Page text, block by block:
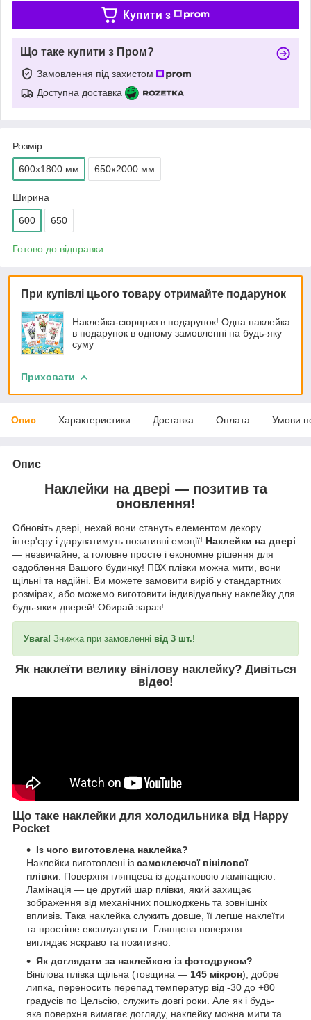
Купити з
Що таке купити з Пром?
Замовлення під захистом
Доступна доставка
Розмір
600х1800 мм 650х2000 мм
Ширина
600 650
Готово до відправки
При купівлі цього товару отримайте подарунок
Наклейка-сюрприз в подарунок! Одна наклейка
в подарунок в одному замовленні на будь-яку
суму
Приховати
Опис Характеристики Доставка Оплата Умови
Опис
Наклейки на двері — позитив та
оновлення!
Обновіть двері, нехай вони стануть елементом декору
інтер'єру і даруватимуть позитивні емоції! Наклейки на двері
— незвичайне, а головне просте і економне рішення для
оздоблення Вашого будинку! ПВХ плівки можна мити, вони
щільні та надійні. Ви можете замовити виріб у стандартних
розмірах, або можемо виготовити індивідуальну наклейку для
будь-яких дверей! Обирай зараз!
Увага! Знижка при замовленні від 3 шт.!
Як наклеїти велику вінілову наклейку? Дивіться
відео!
Що таке наклейки для холодильника від Happy
Pocket
Із чого виготовлена наклейка?
Наклейки виготовлені із самоклеючої вінілової
плівки . Поверхня глянцева із додатковою ламінацією.
Ламінація — це другий шар плівки, який захищає
зображення від механічних пошкоджень та зовнішніх
впливів. Така наклейка служить довше, її легше наклеїти
та простіше експлуатувати. Глянцева поверхня
виглядає яскраво та позитивно.
Як доглядати за наклейкою із фотодруком?
Вінілова плівка щільна (товщина — 145 мікрон), добре
липка, переносить перепад температур від -30 до +80
градусів по Цельсію, служить довгі роки. Але як і будь-
яка поверхня вимагає догляду, наклейку можна мити та